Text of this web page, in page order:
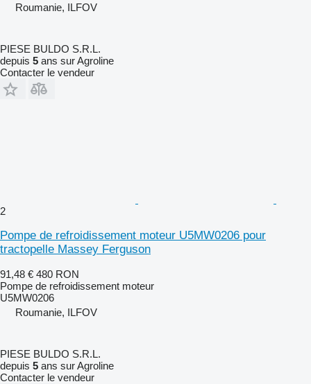
Roumanie, ILFOV
PIESE BULDO S.R.L.
depuis 5 ans sur Agroline
Contacter le vendeur
2
Pompe de refroidissement moteur U5MW0206 pour
tractopelle Massey Ferguson
91,48 € 480 RON
Pompe de refroidissement moteur
U5MW0206
Roumanie, ILFOV
PIESE BULDO S.R.L.
depuis 5 ans sur Agroline
Contacter le vendeur